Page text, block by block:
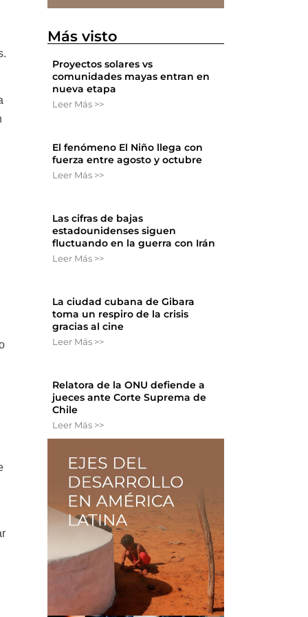
Más visto
Proyectos solares vs
comunidades mayas entran en
nueva etapa
Leer Más >>
El fenómeno El Niño llega con
fuerza entre agosto y octubre
Leer Más >>
Las cifras de bajas
estadounidenses siguen
fluctuando en la guerra con Irán
Leer Más >>
La ciudad cubana de Gibara
toma un respiro de la crisis
gracias al cine
Leer Más >>
Relatora de la ONU defiende a
jueces ante Corte Suprema de
Chile
Leer Más >>